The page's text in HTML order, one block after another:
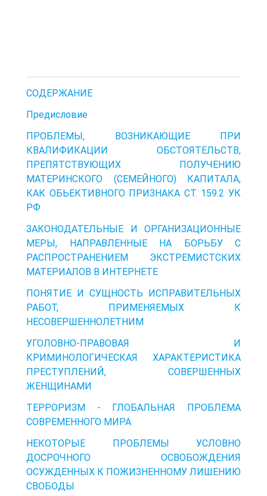
СОДЕРЖАНИЕ
Предисловие
ПРОБЛЕМЫ, ВОЗНИКАЮЩИЕ ПРИ
КВАЛИФИКАЦИИ ОБСТОЯТЕЛЬСТВ,
ПРЕПЯТСТВУЮЩИХ ПОЛУЧЕНИЮ
МАТЕРИНСКОГО (СЕМЕЙНОГО) КАПИТАЛА,
КАК ОБЬЕКТИВНОГО ПРИЗНАКА СТ. 159.2 УК
РФ
ЗАКОНОДАТЕЛЬНЫЕ И ОРГАНИЗАЦИОННЫЕ
МЕРЫ, НАПРАВЛЕННЫЕ НА БОРЬБУ С
РАСПРОСТРАНЕНИЕМ ЭКСТРЕМИСТСКИХ
МАТЕРИАЛОВ В ИНТЕРНЕТЕ
ПОНЯТИЕ И СУЩНОСТЬ ИСПРАВИТЕЛЬНЫХ
РАБОТ, ПРИМЕНЯЕМЫХ К
НЕСОВЕРШЕННОЛЕТНИМ
УГОЛОВНО-ПРАВОВАЯ И
КРИМИНОЛОГИЧЕСКАЯ ХАРАКТЕРИСТИКА
ПРЕСТУПЛЕНИЙ, СОВЕРШЕННЫХ
ЖЕНЩИНАМИ
ТЕРРОРИЗМ - ГЛОБАЛЬНАЯ ПРОБЛЕМА
СОВРЕМЕННОГО МИРА
НЕКОТОРЫЕ ПРОБЛЕМЫ УСЛОВНО
ДОСРОЧНОГО ОСВОБОЖДЕНИЯ
ОСУЖДЕННЫХ К ПОЖИЗНЕННОМУ ЛИШЕНИЮ
СВОБОДЫ